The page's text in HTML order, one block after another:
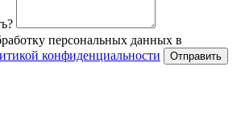
персональных данных в
конфиденциальности Отправить